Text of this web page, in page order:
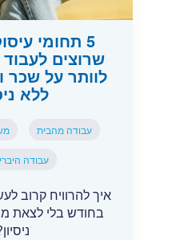
5 תחומי
שרוצים
לוותר על שכר
ללא
עבודה מהבית
עבודה
איך להרוויח קרוב
בחודש בלי לצאת